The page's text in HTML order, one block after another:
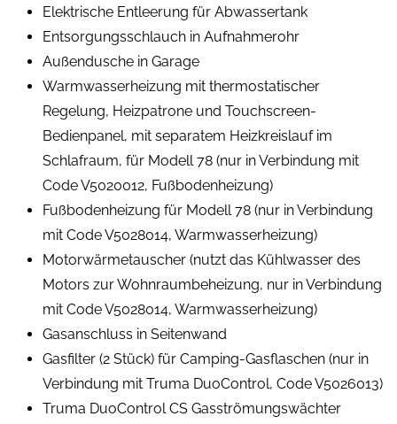
Elektrische Entleerung für Abwassertank
Entsorgungsschlauch in Aufnahmerohr
Außendusche in Garage
Warmwasserheizung mit thermostatischer
Regelung, Heizpatrone und Touchscreen-
Bedienpanel, mit separatem Heizkreislauf im
Schlafraum, für Modell 78 (nur in Verbindung mit
Code V5020012, Fußbodenheizung)
Fußbodenheizung für Modell 78 (nur in Verbindung
mit Code V5028014, Warmwasserheizung)
Motorwärmetauscher (nutzt das Kühlwasser des
Motors zur Wohnraumbeheizung, nur in Verbindung
mit Code V5028014, Warmwasserheizung)
Gasanschluss in Seitenwand
Gasfilter (2 Stück) für Camping-Gasflaschen (nur in
Verbindung mit Truma DuoControl, Code V5026013)
Truma DuoControl CS Gasströmungswächter